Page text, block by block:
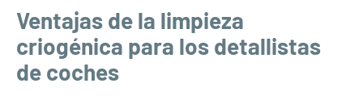
Ventajas de la limpieza
criogénica para los detallistas
de coches